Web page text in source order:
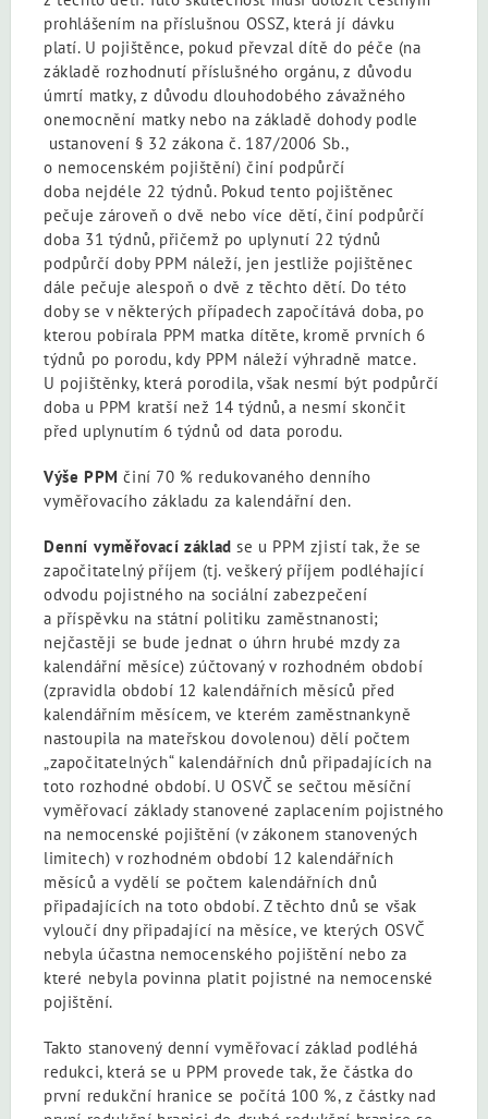
prohlášením na příslušnou OSSZ, která jí dávku
platí. U pojištěnce, pokud převzal dítě do péče (na
základě rozhodnutí příslušného orgánu, z důvodu
úmrtí matky, z důvodu dlouhodobého závažného
onemocnění matky nebo na základě dohody podle
ustanovení § 32 zákona č. 187/2006 Sb.,
o nemocenském pojištění) činí podpůrčí
doba nejdéle 22 týdnů. Pokud tento pojištěnec
pečuje zároveň o dvě nebo více dětí, činí podpůrčí
doba 31 týdnů, přičemž po uplynutí 22 týdnů
podpůrčí doby PPM náleží, jen jestliže pojištěnec
dále pečuje alespoň o dvě z těchto dětí. Do této
doby se v některých případech započítává doba, po
kterou pobírala PPM matka dítěte, kromě prvních 6
týdnů po porodu, kdy PPM náleží výhradně matce.
U pojištěnky, která porodila, však nesmí být podpůrčí
doba u PPM kratší než 14 týdnů, a nesmí skončit
před uplynutím 6 týdnů od data porodu.
Výše PPM činí 70 % redukovaného denního
vyměřovacího základu za kalendářní den.
Denní vyměřovací základ se u PPM zjistí tak, že se
započitatelný příjem (tj. veškerý příjem podléhající
odvodu pojistného na sociální zabezpečení
a příspěvku na státní politiku zaměstnanosti;
nejčastěji se bude jednat o úhrn hrubé mzdy za
kalendářní měsíce) zúčtovaný v rozhodném období
(zpravidla období 12 kalendářních měsíců před
kalendářním měsícem, ve kterém zaměstnankyně
nastoupila na mateřskou dovolenou) dělí počtem
„započitatelných“ kalendářních dnů připadajících na
toto rozhodné období. U OSVČ se sečtou měsíční
vyměřovací základy stanovené zaplacením pojistného
na nemocenské pojištění (v zákonem stanovených
limitech) v rozhodném období 12 kalendářních
měsíců a vydělí se počtem kalendářních dnů
připadajících na toto období. Z těchto dnů se však
vyloučí dny připadající na měsíce, ve kterých OSVČ
nebyla účastna nemocenského pojištění nebo za
které nebyla povinna platit pojistné na nemocenské
pojištění.
Takto stanovený denní vyměřovací základ podléhá
redukci, která se u PPM provede tak, že částka do
první redukční hranice se počítá 100 %, z částky nad